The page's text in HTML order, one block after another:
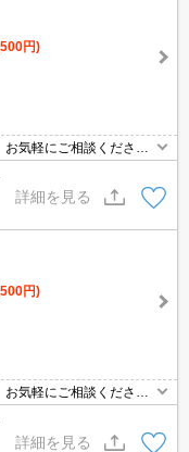
円)
気軽にご相談くださ
詳細を見る
円)
気軽にご相談くださ
詳細を見る